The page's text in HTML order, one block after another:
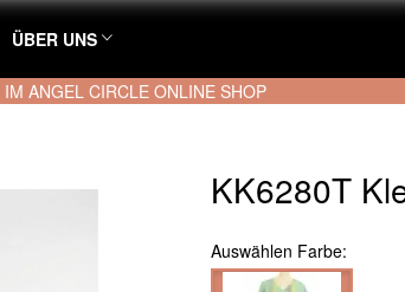
ÜBER UNS
ANGEL CIRCLE ONLINE SHOP
KK6280T
Auswählen Farbe: